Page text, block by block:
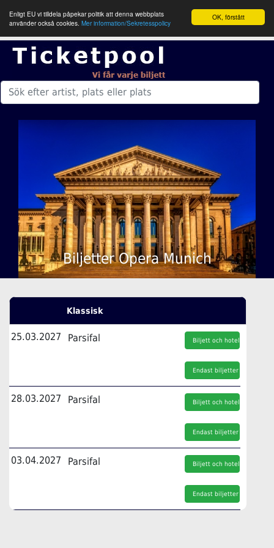
OK, förstått
Enligt EU vi tilldela påpekar politik att denna webbplats
använder också cookies. Mer information/Sekretesspolicy
Biljetter Opera Munich
Klassisk
25.03.2027 Parsifal Biljett och hotell
Endast biljetter
28.03.2027 Parsifal Biljett och hotell
Endast biljetter
03.04.2027 Parsifal Biljett och hotell
Endast biljetter